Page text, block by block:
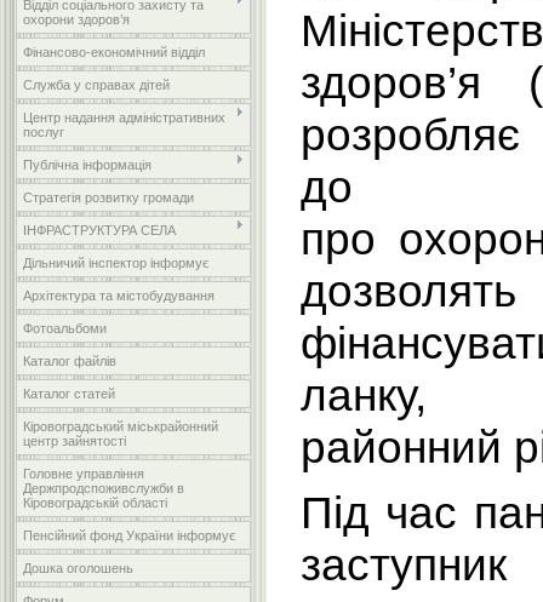
Відділ соціального захисту та
охорони здоров’я
Фінансово-економічний відділ
Служба у справах дітей
Центр надання адміністративних
послуг
Публічна інформація
Стратегія розвитку громади
ІНФРАСТРУКТУРА СЕЛА
Дільничий інспектор інформує
Архітектура та містобудування
Фотоальбоми
Каталог файлів
Каталог статей
Кіровоградський міськрайонний
центр зайнятості
Головне управління
Держпродспоживслужби в
Кіровоградській області
Пенсійний фонд України інформує
Дошка оголошень
здоров’я
до
про
ланку,
районний
Під час